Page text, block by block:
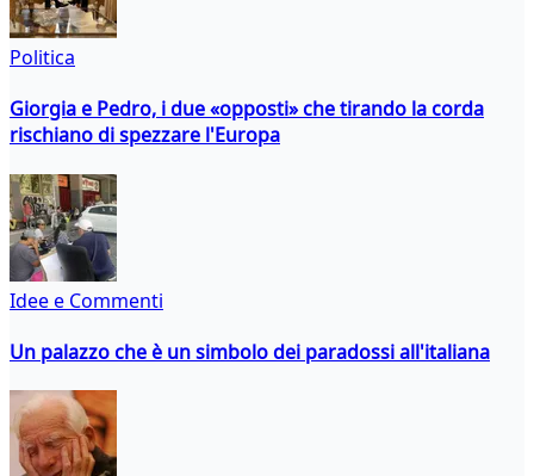
Politica
Giorgia e Pedro, i due «opposti» che tirando la corda
rischiano di spezzare l'Europa
Idee e Commenti
Un palazzo che è un simbolo dei paradossi all'italiana